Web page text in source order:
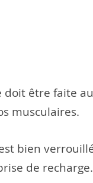
être faite
musculaires.
bien
de recharge.